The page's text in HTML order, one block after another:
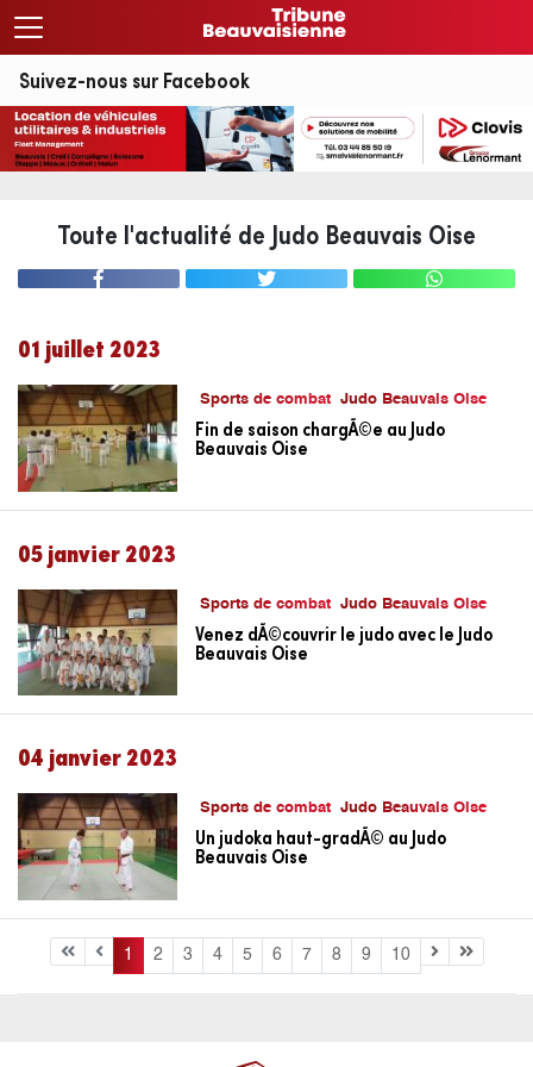
Suivez-nous sur Facebook
Toute l'actualité de Judo Beauvais Oise
01 juillet 2023
Sports de combat Judo Beauvais Oise
Fin de saison chargÃ©e au Judo
Beauvais Oise
05 janvier 2023
Sports de combat Judo Beauvais Oise
Venez dÃ©couvrir le judo avec le Judo
Beauvais Oise
04 janvier 2023
Sports de combat Judo Beauvais Oise
Un judoka haut-gradÃ© au Judo
Beauvais Oise
1 2 3 4 5 6 7 8 9 10